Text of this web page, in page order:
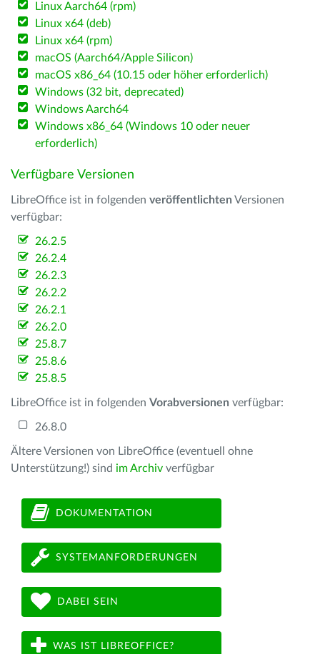
Linux Aarch64 (rpm)
Linux x64 (deb)
Linux x64 (rpm)
macOS (Aarch64/Apple Silicon)
macOS x86_64 (10.15 oder höher erforderlich)
Windows (32 bit, deprecated)
Windows Aarch64
Windows x86_64 (Windows 10 oder neuer
erforderlich)
Verfügbare Versionen
LibreOffice ist in folgenden veröffentlichten Versionen
verfügbar:
26.2.5
26.2.4
26.2.3
26.2.2
26.2.1
26.2.0
25.8.7
25.8.6
25.8.5
LibreOffice ist in folgenden Vorabversionen verfügbar:
26.8.0
Ältere Versionen von LibreOffice (eventuell ohne
Unterstützung!) sind im Archiv verfügbar
DOKUMENTATION
SYSTEMANFORDERUNGEN
DABEI SEIN
WAS IST LIBREOFFICE?